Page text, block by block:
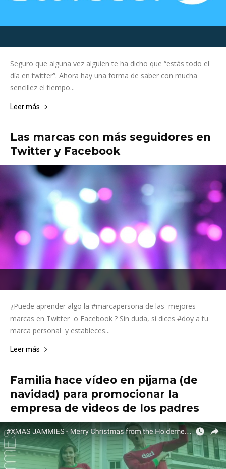
Seguro que alguna vez alguien te ha dicho que “estás todo el
día en twitter”. Ahora hay una forma de saber con mucha
sencillez el tiempo...
Leer más
Las marcas con más seguidores en
Twitter y Facebook
¿Puede aprender algo la #marcapersona de las mejores
marcas en Twitter o Facebook ? Sin duda, si dices #doy a tu
marca personal y estableces...
Leer más
Familia hace vídeo en pijama (de
navidad) para promocionar la
empresa de videos de los padres